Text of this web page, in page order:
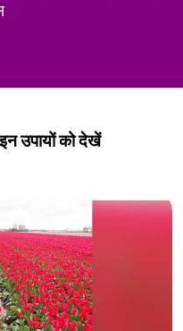
उपायों को देखें